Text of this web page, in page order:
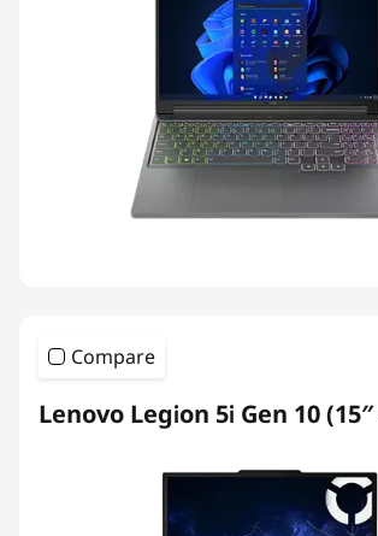
Compare
Lenovo Legion 5i Gen 10